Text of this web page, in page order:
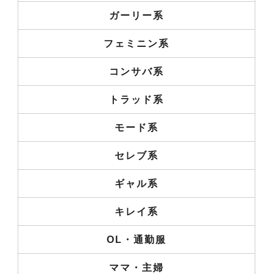
ガーリー系
フェミニン系
コンサバ系
トラッド系
モード系
セレブ系
ギャル系
キレイ系
OL・通勤服
ママ・主婦